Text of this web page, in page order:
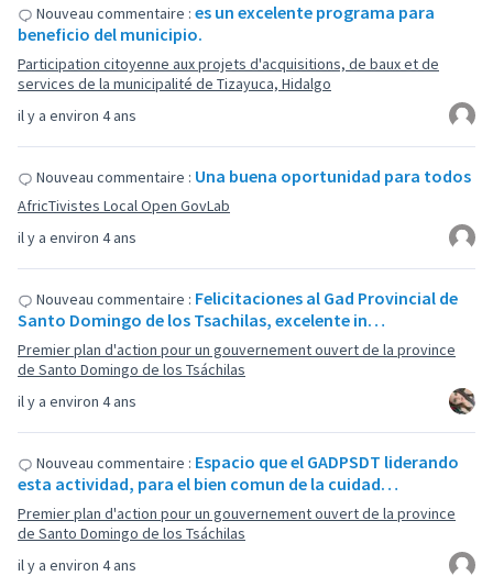
il y a environ 4 ans
Nouveau commentaire : es un excelente programa para
beneficio del municipio.
Participation citoyenne aux projets d'acquisitions, de baux et de
services de la municipalité de Tizayuca, Hidalgo
il y a environ 4 ans
Nouveau commentaire : Una buena oportunidad para todos
AfricTivistes Local Open GovLab
il y a environ 4 ans
Nouveau commentaire : Felicitaciones al Gad Provincial de
Santo Domingo de los Tsachilas, excelente in…
Premier plan d'action pour un gouvernement ouvert de la province
de Santo Domingo de los Tsáchilas
il y a environ 4 ans
Nouveau commentaire : Espacio que el GADPSDT liderando
esta actividad, para el bien comun de la cuidad…
Premier plan d'action pour un gouvernement ouvert de la province
de Santo Domingo de los Tsáchilas